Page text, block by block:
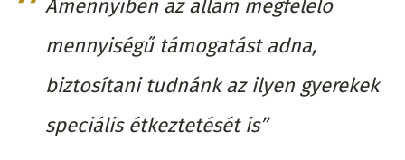
Amennyiben az állam megfelelő
mennyiségű támogatást adna,
biztosítani tudnánk az ilyen gyerekek
speciális étkeztetését is”